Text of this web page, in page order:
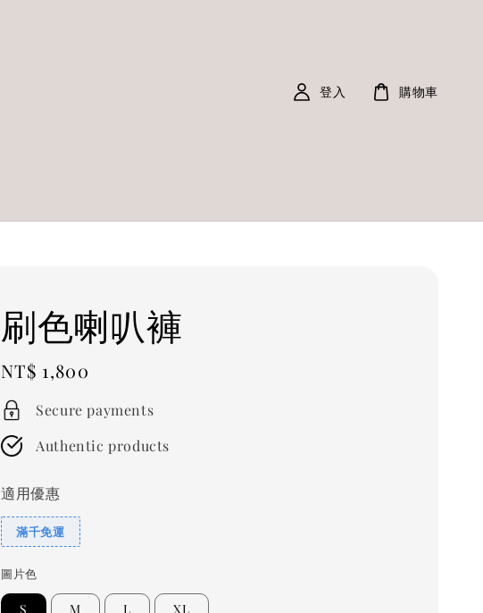
登入 購物車
刷色喇叭褲
Regular
price
NT$ 1,800
Secure payments
Authentic products
適用優惠
滿千免運
圖片色
S M L XL